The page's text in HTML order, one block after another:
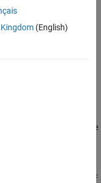
process on a
the
example
the example
fengdemo.F
(English)